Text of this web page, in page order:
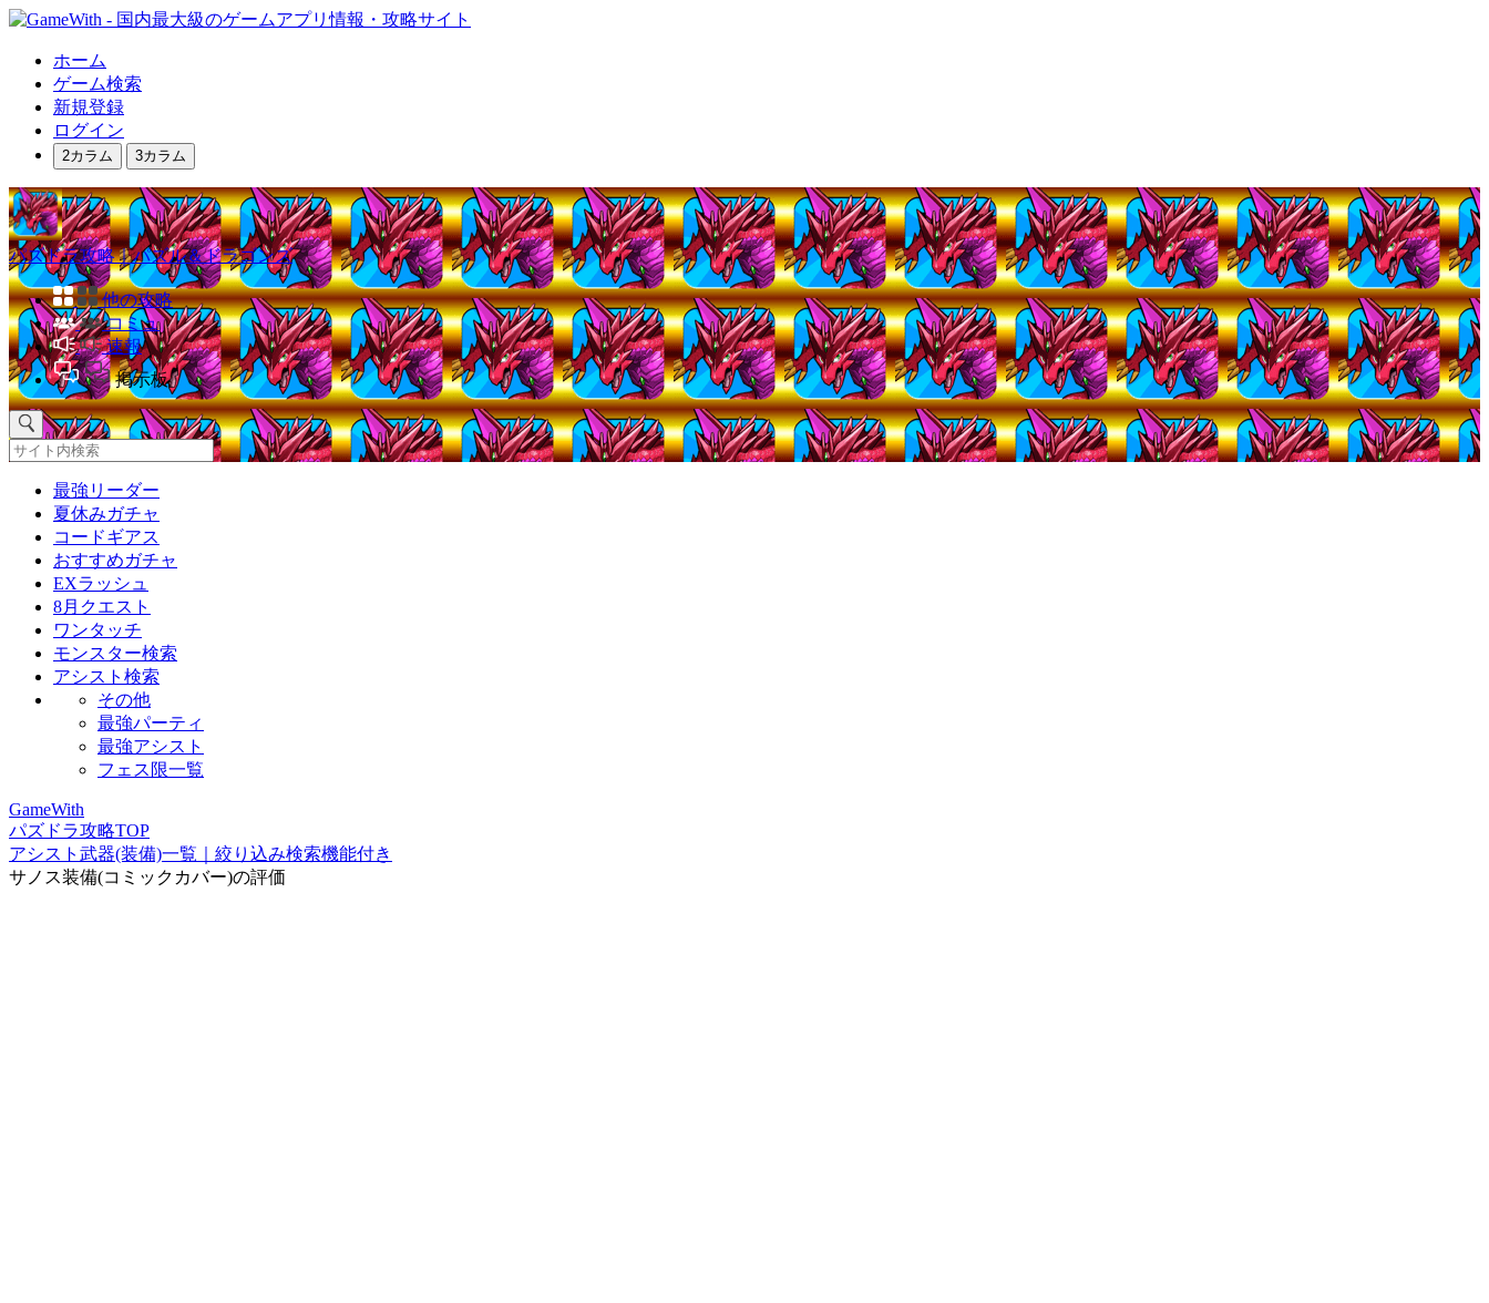
ホーム
ゲーム検索
新規登録
ログイン
2カラム 3カラム
パズドラ攻略｜パズル＆ドラゴンズ
他の攻略
コミュ
速報
掲示板
最強リーダー
夏休みガチャ
コードギアス
おすすめガチャ
EXラッシュ
8月クエスト
ワンタッチ
モンスター検索
アシスト検索
その他
最強パーティ
最強アシスト
フェス限一覧
GameWith
パズドラ攻略TOP
アシスト武器(装備)一覧｜絞り込み検索機能付き
サノス装備(コミックカバー)の評価